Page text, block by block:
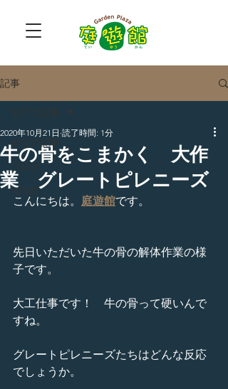
記事
全ての記事
ブログ
NEWS
牛の骨をこまかく 大作
業 グレートピレニーズ
2020年10月21日 読了時間: 1分
こんにちは。 庭遊館です。
先日いただいた牛の骨の解体作業の様
子です。
大工仕事です！　牛の骨って硬いんで
すね。
グレートピレニーズたちはどんな反応
でしょうか。